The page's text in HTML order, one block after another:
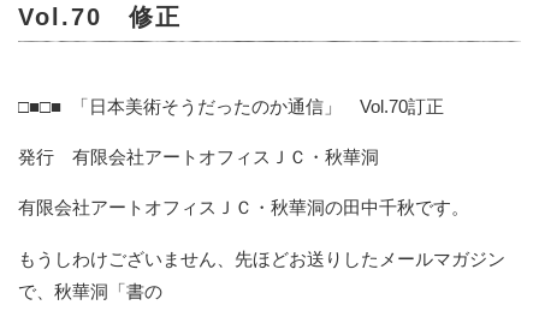
Vol.70 修正
□■□■ 「日本美術そうだったのか通信」 Vol.70訂正
発行 有限会社アートオフィスＪＣ・秋華洞
有限会社アートオフィスＪＣ・秋華洞の田中千秋です。
もうしわけございません、先ほどお送りしたメールマガジン
で、秋華洞「書の